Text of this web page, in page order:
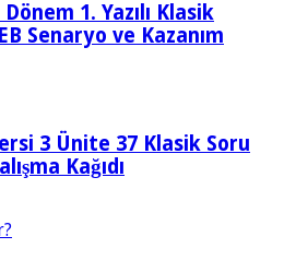
Dönem 1. Yazılı Klasik
Senaryo ve Kazanım
3 Ünite 37 Klasik Soru
Kağıdı